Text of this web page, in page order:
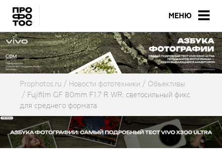
МЕНЮ
Prophotos.ru Новости фототехники
Объективы
Fujifilm GF 80mm F1.7 R WR: светосильный фикс
для среднего формата